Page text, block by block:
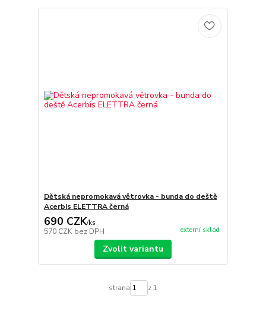
Dětská nepromokavá větrovka - bunda do deště
Acerbis ELETTRA černá
690 CZK/ks
570 CZK bez DPH externí sklad
Zvolit variantu
strana z 1